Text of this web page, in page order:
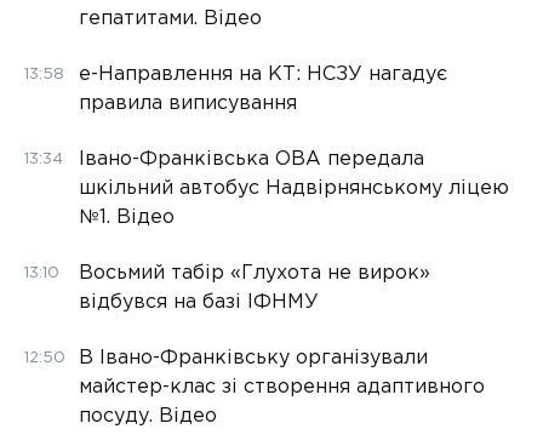
гепатитами. Відео
13:58
е-Направлення на КТ: НСЗУ нагадує
правила виписування
13:34
Івано-Франківська ОВА передала
шкільний автобус Надвірнянському ліцею
№1. Відео
13:10
Восьмий табір «Глухота не вирок»
відбувся на базі ІФНМУ
12:50
В Івано-Франківську організували
майстер-клас зі створення адаптивного
посуду. Відео